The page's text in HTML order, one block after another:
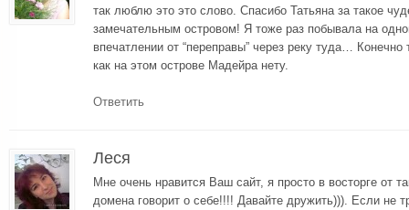
так люблю это это слово. Спасибо Татьяна за такое
замечательным островом! Я тоже раз побывала на
впечатлении от “переправы” через реку туда…
как на этом острове Мадейра нету.
Ответить
Леся
Мне очень нравится Ваш сайт, я просто в восторге от
домена говорит о себе!!!! Давайте дружить))). Если не